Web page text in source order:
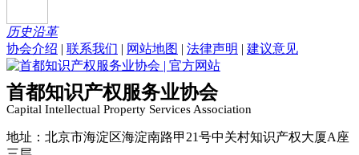
历史沿革
协会介绍
联系我们 网站地图 法律声明 建议意见
首都知识产权服务业协会
Capital Intellectual Property Services Association
地址：北京市海淀区海淀南路甲21号中关村知识产权大厦A座